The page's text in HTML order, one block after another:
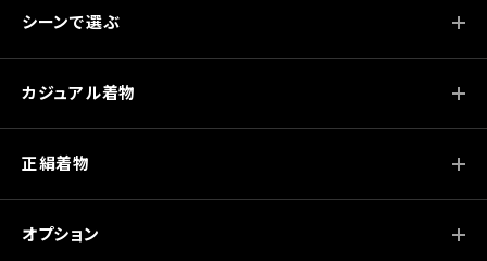
シーンで選ぶ
カジュアル着物
正絹着物
オプション